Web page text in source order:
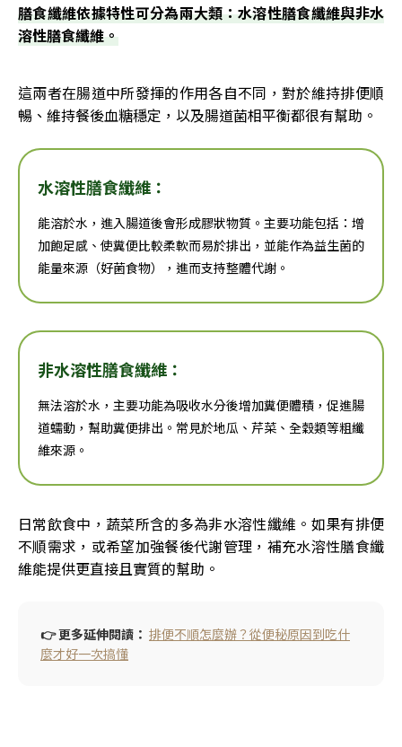
膳食纖維依據特性可分為兩大類：水溶性膳食纖維與非水
溶性膳食纖維。
這兩者在腸道中所發揮的作用各自不同，對於維持排便順
暢、維持餐後血糖穩定，以及腸道菌相平衡都很有幫助。
水溶性膳食纖維：
能溶於水，進入腸道後會形成膠狀物質。主要功能包括：增
加飽足感、使糞便比較柔軟而易於排出，並能作為益生菌的
能量來源（好菌食物），進而支持整體代謝。
非水溶性膳食纖維：
無法溶於水，主要功能為吸收水分後增加糞便體積，促進腸
道蠕動，幫助糞便排出。常見於地瓜、芹菜、全穀類等粗纖
維來源。
日常飲食中，蔬菜所含的多為非水溶性纖維。如果有排便
不順需求，或希望加強餐後代謝管理，補充水溶性膳食纖
維能提供更直接且實質的幫助。
👉 更多延伸閱讀： 排便不順怎麼辦？從便秘原因到吃什
麼才好一次搞懂